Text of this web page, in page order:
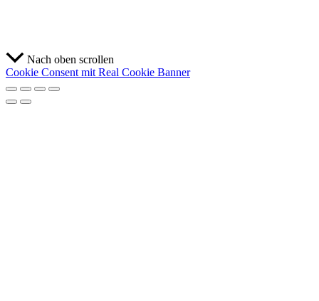
Nach oben scrollen
Cookie Consent mit Real Cookie Banner